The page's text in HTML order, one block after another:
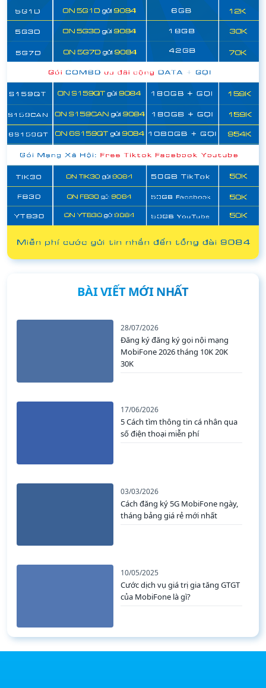
BÀI VIẾT MỚI NHẤT
28/07/2026
Đăng ký đăng ký gọi nội mạng
MobiFone 2026 tháng 10K 20K
30K
17/06/2026
5 Cách tìm thông tin cá nhân qua
số điện thoại miễn phí
03/03/2026
Cách đăng ký 5G MobiFone ngày,
tháng bảng giá rẻ mới nhất
10/05/2025
Cước dịch vụ giá trị gia tăng GTGT
của MobiFone là gì?